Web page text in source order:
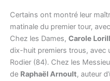
Certains ont montré leur
matinale du premier tour,
Chez les Dames, Carole
dix-huit premiers trous, avec
Rodier (84). Chez les
de Raphaël Arnoult, auteur